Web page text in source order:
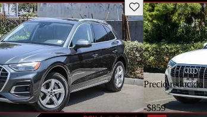
Guarda este Aviso
Precio reducido
-$859